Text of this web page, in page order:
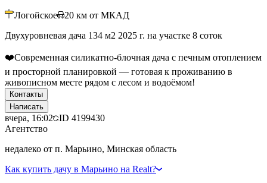
Логойское 20 км от МКАД
Двухуровневая дача 134 м2 2025 г. на участке 8 соток
❤️Современная силикатно-блочная дача с печным отоплением
и просторной планировкой — готовая к проживанию в
живописном месте рядом с лесом и водоёмом!
Контакты
Написать
вчера, 16:02 ID 4199430
Агентство
недалеко от п. Марьино, Минская область
Как купить дачу в Марьино на Realt?